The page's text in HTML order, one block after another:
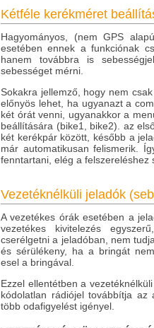
Kétféle kerékméret
Hagyományos, (nem GPS
esetében ennek a funkciónak
hanem továbbra is
sebességet mérni.
Sokakra jellemző, hogy nem
előnyös lehet, ha ugyanazt a
két órát venni, ugyanakkor a
beállítására (bike1, bike2). az
két kerékpár között, később a
már automatikusan felismerik.
fenntartani, elég a
Vezetéknélküli jeladók
A vezetékes órák esetében a
vezetékes kivitelezés
cserélgetni a jeladóban, nem
és sérülékeny, ha a bringát
esel a bringával.
Ezzel ellentétben a
kódolatlan rádiójel továbbítja
több odafigyelést igényel.